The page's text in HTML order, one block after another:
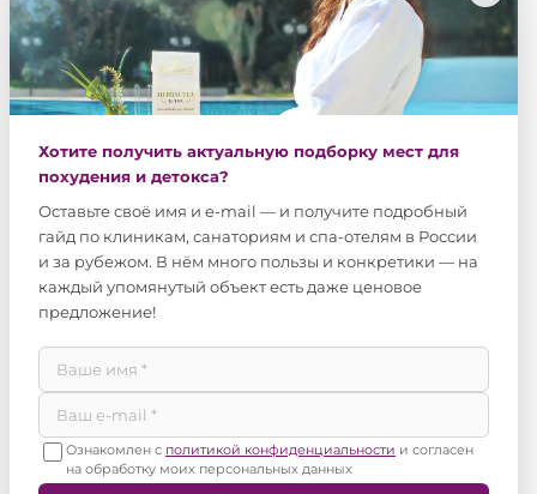
Хотите получить актуальную подборку мест для
похудения и детокса?
Оставьте своё имя и e-mail — и получите подробный
гайд по клиникам, санаториям и спа-отелям в России
и за рубежом. В нём много пользы и конкретики — на
каждый упомянутый объект есть даже ценовое
предложение!
Ознакомлен с политикой конфиденциальности и согласен
на обработку моих персональных данных